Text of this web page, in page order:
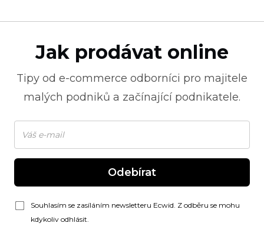
Jak prodávat online
Tipy od e-commerce odborníci pro majitele
malých podniků a začínající podnikatele.
Odebírat
Souhlasím se zasíláním newsletteru Ecwid. Z odběru se mohu
kdykoliv odhlásit.